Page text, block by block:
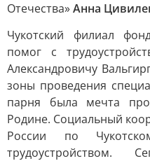
Отечества»Анна
Чукотский филиал
помог с
Александровичу
зоны проведения
парня была мечта
Родине. Социальный
России по
трудоустройством.